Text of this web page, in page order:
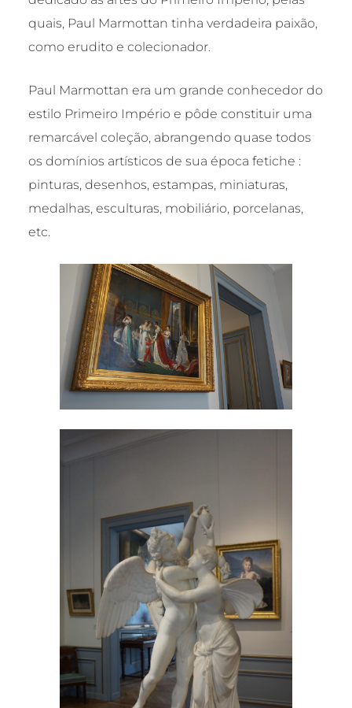
quais, Paul Marmottan tinha verdadeira paixão,
como erudito e colecionador.
Paul Marmottan era um grande conhecedor do
estilo Primeiro Império e pôde constituir uma
remarcável coleção, abrangendo quase todos
os domínios artísticos de sua época fetiche :
pinturas, desenhos, estampas, miniaturas,
medalhas, esculturas, mobiliário, porcelanas,
etc.